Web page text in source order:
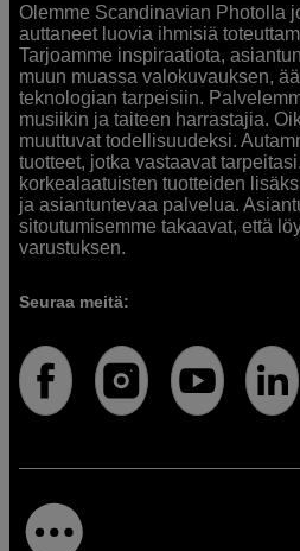
Olemme Scandinavian Photolla
auttaneet luovia ihmisiä
Tarjoamme inspiraatiota,
muun muassa valokuvauksen,
teknologian tarpeisiin.
musiikin ja taiteen harrastajia.
muuttuvat todellisuudeksi.
tuotteet, jotka vastaavat
korkealaatuisten tuotteiden
ja asiantuntevaa palvelua.
sitoutumisemme takaavat, että
varustuksen.
Seuraa meitä: